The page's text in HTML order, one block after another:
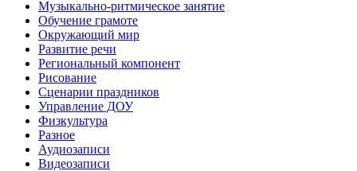
Музыкально-ритмическое занятие
Обучение грамоте
Окружающий мир
Развитие речи
Региональный компонент
Рисование
Сценарии праздников
Управление ДОУ
Физкультура
Разное
Аудиозаписи
Видеозаписи